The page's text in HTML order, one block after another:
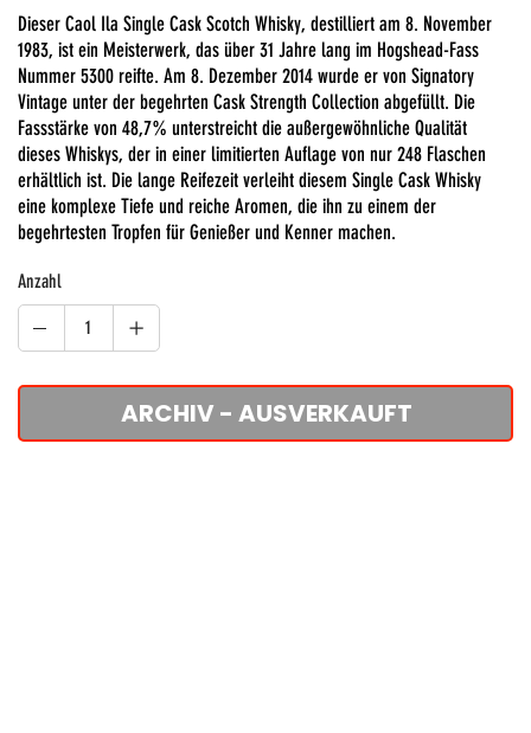
Dieser Caol Ila Single Cask Scotch Whisky, destilliert am 8. November
1983, ist ein Meisterwerk, das über 31 Jahre lang im Hogshead-Fass
Nummer 5300 reifte. Am 8. Dezember 2014 wurde er von Signatory
Vintage unter der begehrten Cask Strength Collection abgefüllt. Die
Fassstärke von 48,7% unterstreicht die außergewöhnliche Qualität
dieses Whiskys, der in einer limitierten Auflage von nur 248 Flaschen
erhältlich ist. Die lange Reifezeit verleiht diesem Single Cask Whisky
eine komplexe Tiefe und reiche Aromen, die ihn zu einem der
begehrtesten Tropfen für Genießer und Kenner machen.
Anzahl
ARCHIV - AUSVERKAUFT